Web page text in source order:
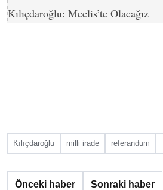
Kılıçdaroğlu: Meclis’te Olacağız
Kılıçdaroğlu milli irade referandum
Önceki haber Sonraki haber